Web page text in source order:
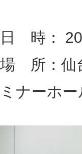
日 時：
場 所：仙
ミナーホー